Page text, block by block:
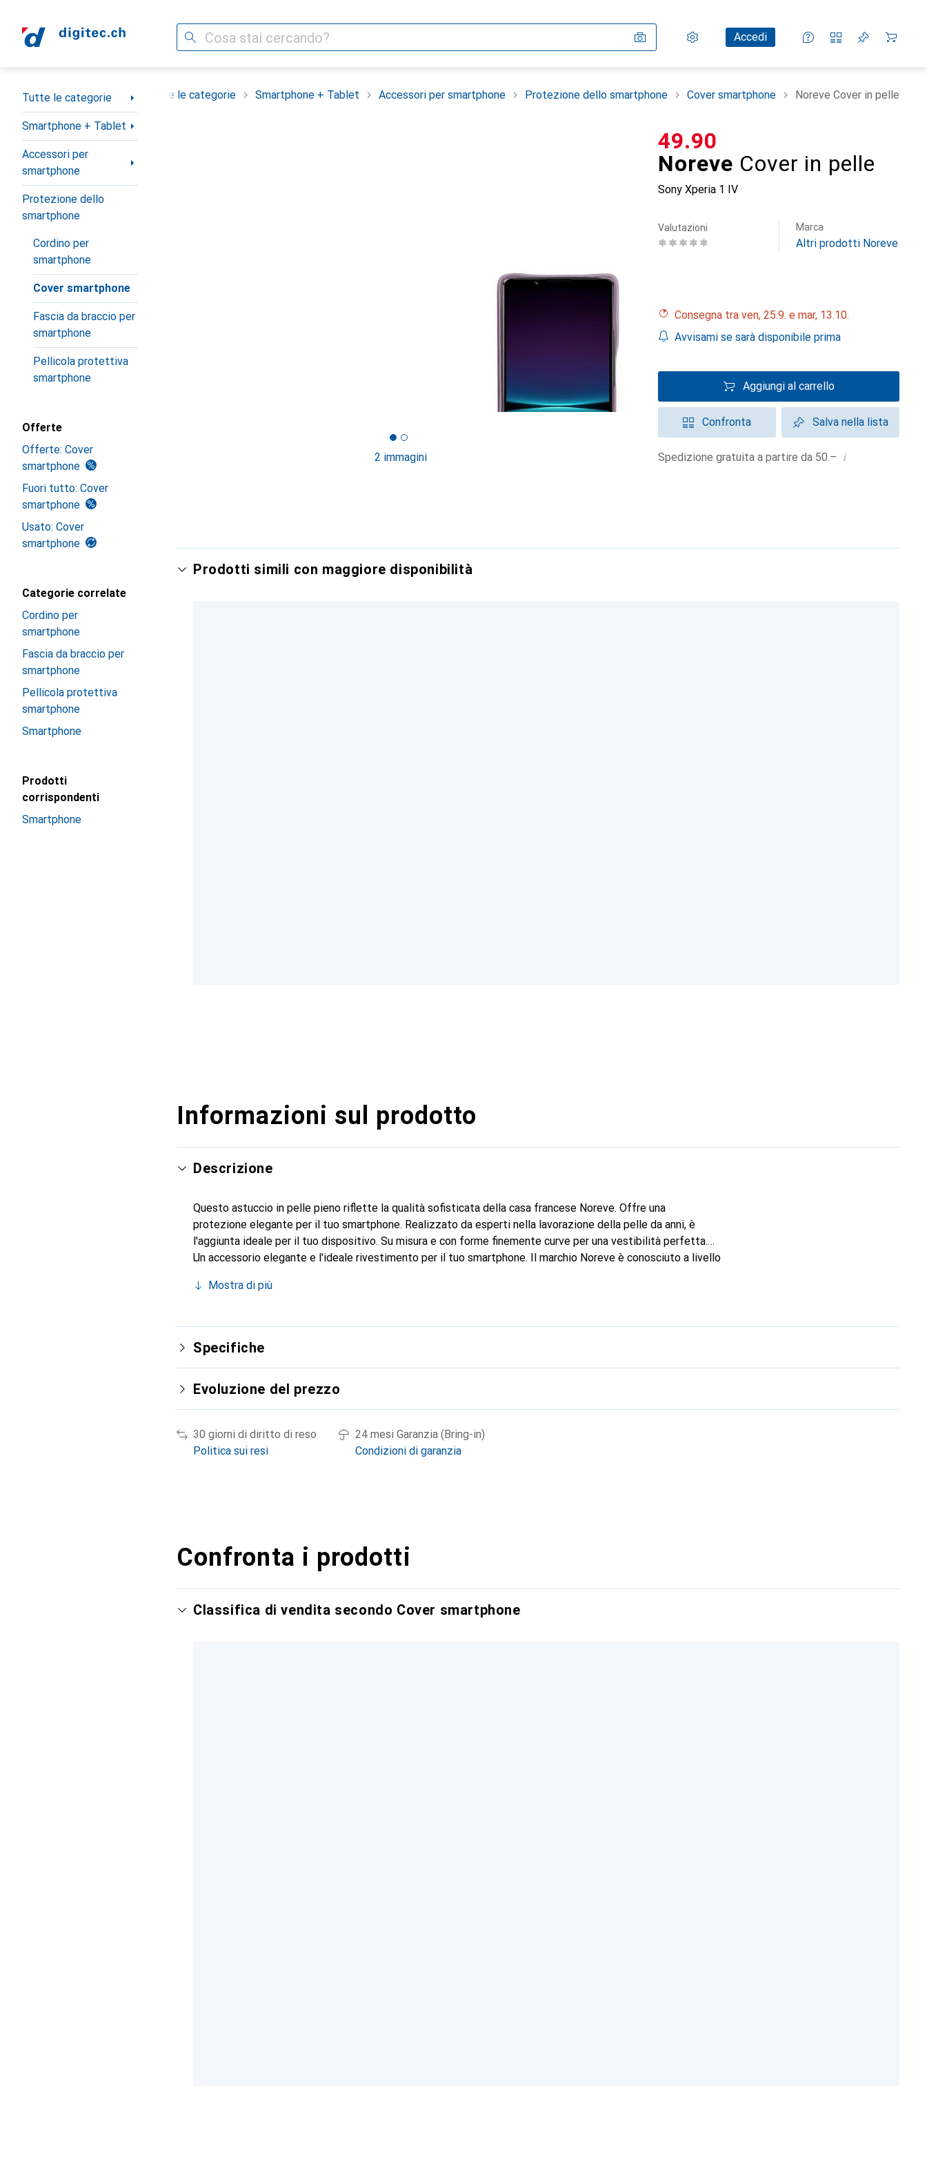
Cerca Impostazioni
Conto clienteAccedi
Liste di confronto
Liste dei desideri
Carrello
Categoria Navigazione
Tutte le categorie
Smartphone + Tablet
Accessori per
smartphone
Protezione dello
smartphone
Cordino per
smartphone
Cover smartphone
Fascia da braccio per
smartphone
Pellicola protettiva
smartphone
Offerte
Offerte: Cover
smartphone
Fuori tutto: Cover
smartphone
Usato: Cover
smartphone
Categorie correlate
Cordino per
smartphone
Fascia da braccio per
smartphone
Pellicola protettiva
smartphone
Smartphone
Prodotti
corrispondenti
Smartphone
Tutte le categorie Smartphone + Tablet Accessori per smartphone Protezione dello smartphone Cover smartphone Noreve Cover in pelle
2 immagini
Noreve Cover in pelle
Sony Xperia 1 IV
CHF
49.90
Valutazioni Marca
Altri prodotti Noreve
Consegna tra ven, 25.9. e mar, 13.10.
Avvisami se sarà disponibile prima
Aggiungi al carrello
Confronta Salva nella lista
Spedizione gratuita a partire da 50.– i
Prodotti simili con maggiore disponibilità
Informazioni sul prodotto
Descrizione
Questo astuccio in pelle pieno riflette la qualità sofisticata della casa francese Noreve. Offre una
protezione elegante per il tuo smartphone. Realizzato da esperti nella lavorazione della pelle da anni, è
l'aggiunta ideale per il tuo dispositivo. Su misura e con forme finemente curve per una vestibilità perfetta.
Un accessorio elegante e l'ideale rivestimento per il tuo smartphone. Il marchio Noreve è conosciuto a livello
Mostra di più
Specifiche
Evoluzione del prezzo
30 giorni di diritto di reso
Politica sui resi
24 mesi Garanzia (Bring-in)
Condizioni di garanzia
Confronta i prodotti
Classifica di vendita secondo Cover smartphone